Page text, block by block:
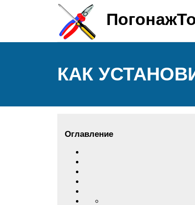
КАК
Оглавление